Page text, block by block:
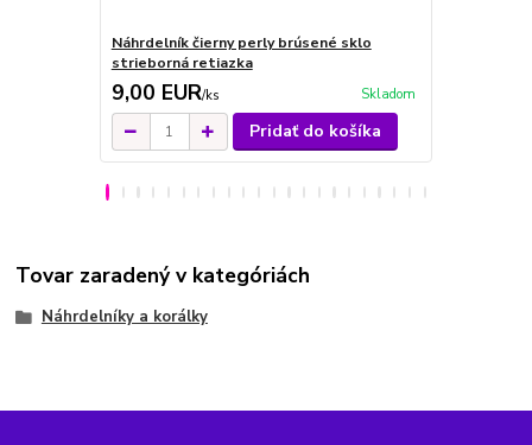
Náhrdelník čierny perly brúsené sklo
strieborná retiazka
9,00 EUR/ks Skladom
Pridať do košíka
Tovar zaradený v kategóriách
Náhrdelníky a korálky